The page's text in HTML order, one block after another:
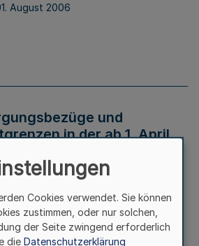
August 2006
und
in der ab 1. April
Cookies verwendet. Sie können
zustimmen, oder nur solchen,
der Seite zwingend erforderlich
die Datenschutzerklärung